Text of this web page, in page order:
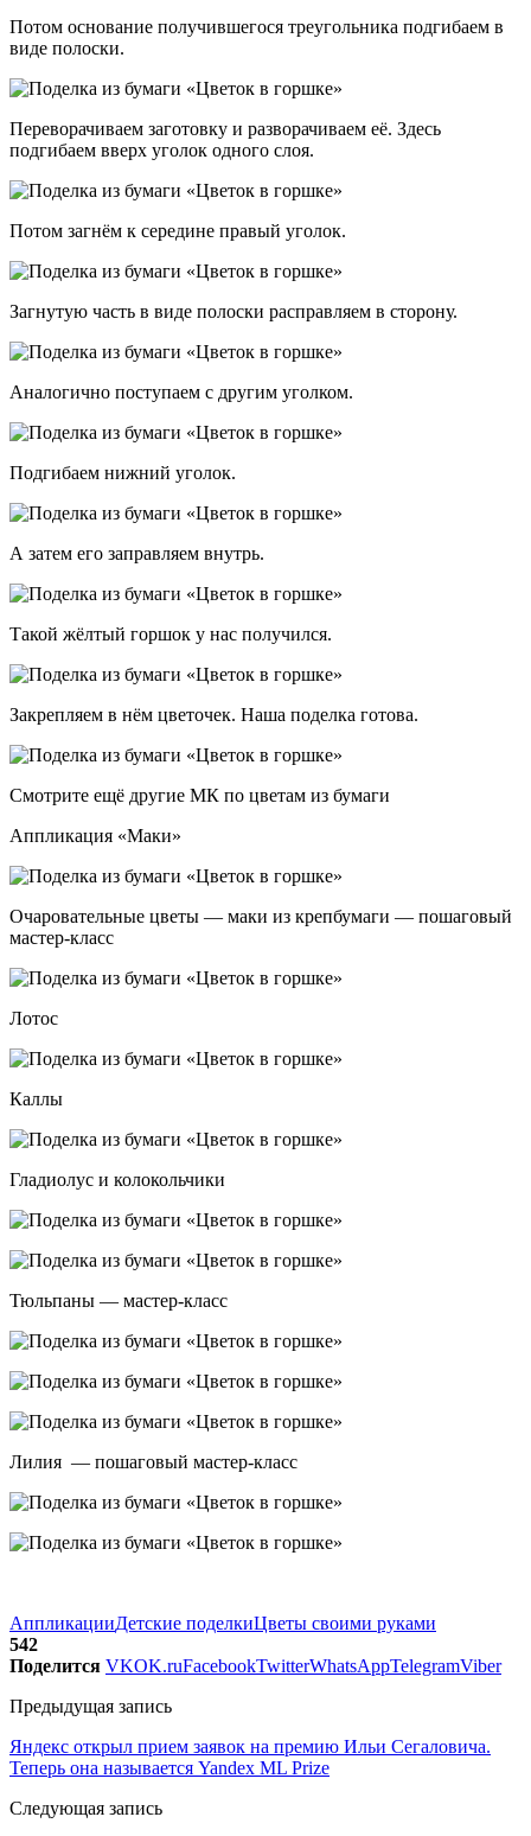
Потом основание получившегося треугольника подгибаем в
виде полоски.
Переворачиваем заготовку и разворачиваем её. Здесь
подгибаем вверх уголок одного слоя.
Потом загнём к середине правый уголок.
Загнутую часть в виде полоски расправляем в сторону.
Аналогично поступаем с другим уголком.
Подгибаем нижний уголок.
А затем его заправляем внутрь.
Такой жёлтый горшок у нас получился.
Закрепляем в нём цветочек. Наша поделка готова.
Смотрите ещё другие МК по цветам из бумаги
Аппликация «Маки»
Очаровательные цветы — маки из крепбумаги — пошаговый
мастер-класс
Лотос
Каллы
Гладиолус и колокольчики
Тюльпаны — мастер-класс
Лилия — пошаговый мастер-класс
АппликацииДетские поделкиЦветы своими руками
542
Поделится VKOK.ruFacebookTwitterWhatsAppTelegramViber
Предыдущая запись
Яндекс открыл прием заявок на премию Ильи Сегаловича.
Теперь она называется Yandex ML Prize
Следующая запись